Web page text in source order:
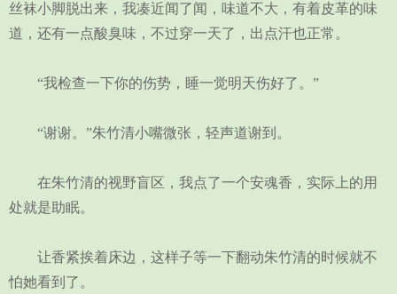
丝袜小脚脱出来，我凑近闻了闻，味道不大，有着皮革的味
道，还有一点酸臭味，不过穿一天了，出点汗也正常。
“我检查一下你的伤势，睡一觉明天伤好了。”
“谢谢。”朱竹清小嘴微张，轻声道谢到。
在朱竹清的视野盲区，我点了一个安魂香，实际上的用
处就是助眠。
让香紧挨着床边，这样子等一下翻动朱竹清的时候就不
怕她看到了。